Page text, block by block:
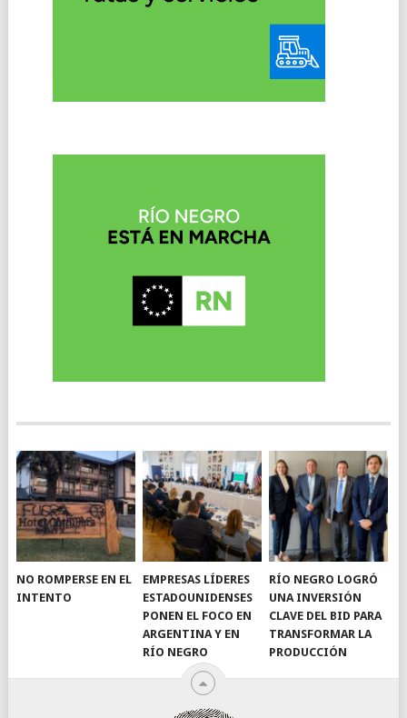
NO ROMPERSE EN EL
INTENTO
EMPRESAS LÍDERES
ESTADOUNIDENSES
PONEN EL FOCO EN
ARGENTINA Y EN
RÍO NEGRO
RÍO NEGRO LOGRÓ
UNA INVERSIÓN
CLAVE DEL BID PARA
TRANSFORMAR LA
PRODUCCIÓN